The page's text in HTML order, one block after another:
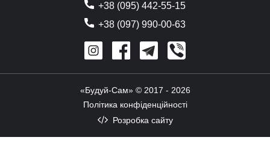
+38 (095) 442-55-15
+38 (097) 990-00-63
«Будуй-Сам» © 2017 - 2026
Політика конфіденційності
Розробка сайту